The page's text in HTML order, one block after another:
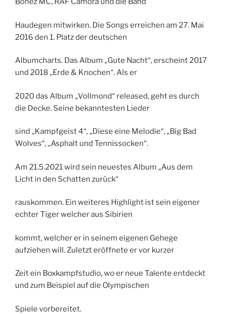
Haudegen mitwirken. Die Songs erreichen am 27. Mai
2016 den 1. Platz der deutschen
Albumcharts. Das Album „Gute Nacht“, erscheint 2017
und 2018 „Erde & Knochen“. Als er
2020 das Album „Vollmond“ released, geht es durch
die Decke. Seine bekanntesten Lieder
sind „Kampfgeist 4“, „Diese eine Melodie“, „Big Bad
Wolves“, „Asphalt und Tennissocken“.
Am 21.5.2021 wird sein neuestes Album „Aus dem
Licht in den Schatten zurück“
rauskommen. Ein weiteres Highlight ist sein eigener
echter Tiger welcher aus Sibirien
kommt, welcher er in seinem eigenen Gehege
aufziehen will. Zuletzt eröffnete er vor kurzer
Zeit ein Boxkampfstudio, wo er neue Talente entdeckt
und zum Beispiel auf die Olympischen
Spiele vorbereitet.